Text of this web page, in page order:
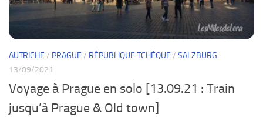
AUTRICHE / PRAGUE / RÉPUBLIQUE TCHÈQUE / SALZBURG
13/09/2021
Voyage à Prague en solo [13.09.21 : Train
jusqu’à Prague & Old town]